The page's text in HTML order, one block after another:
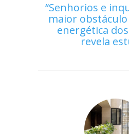
Senhorios e
maior obstáculo
energética
revela